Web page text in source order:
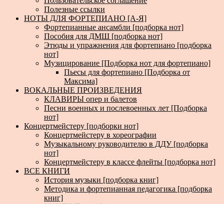
Полезные ссылки
НОТЫ ДЛЯ ФОРТЕПИАНО [А-Я]
Фортепианные ансамбли [подборка нот]
Пособия для ДМШ [подборка нот]
Этюды и упражнения для фортепиано [подборка
нот]
Музицирование [Подборка нот для фортепиано]
Пьесы для фортепиано [Подборка от
Максима]
ВОКАЛЬНЫЕ ПРОИЗВЕДЕНИЯ
КЛАВИРЫ опер и балетов
Песни военных и послевоенных лет [Подборка
нот]
Концертмейстеру [подборки нот]
Концертмейстеру в хореографии
Музыкальному руководителю в ДДУ [подборка
нот]
Концертмейстеру в классе флейты [подборка нот]
ВСЕ КНИГИ
История музыки [подборка книг]
Методика и фортепианная педагогика [подборка
книг]